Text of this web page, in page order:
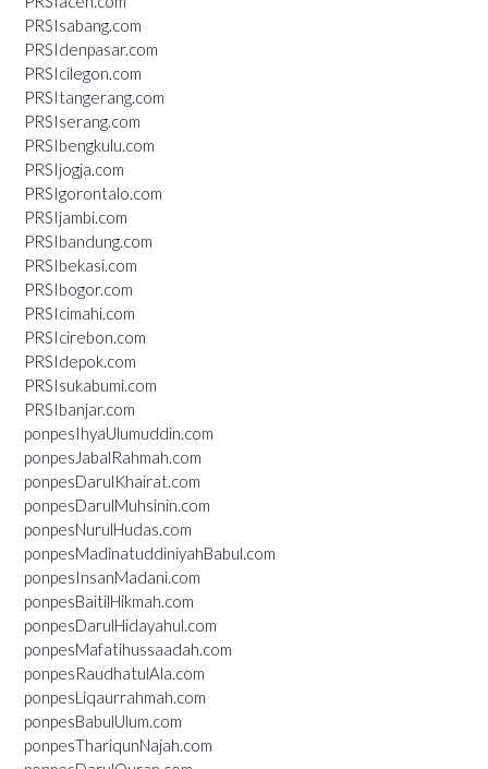
PRSIsabang.com
PRSIdenpasar.com
PRSIcilegon.com
PRSItangerang.com
PRSIserang.com
PRSIbengkulu.com
PRSIjogja.com
PRSIgorontalo.com
PRSIjambi.com
PRSIbandung.com
PRSIbekasi.com
PRSIbogor.com
PRSIcimahi.com
PRSIcirebon.com
PRSIdepok.com
PRSIsukabumi.com
PRSIbanjar.com
ponpesIhyaUlumuddin.com
ponpesJabalRahmah.com
ponpesDarulKhairat.com
ponpesDarulMuhsinin.com
ponpesNurulHudas.com
ponpesMadinatuddiniyahBabul.com
ponpesInsanMadani.com
ponpesBaitilHikmah.com
ponpesDarulHidayahul.com
ponpesMafatihussaadah.com
ponpesRaudhatulAla.com
ponpesLiqaurrahmah.com
ponpesBabulUlum.com
ponpesThariqunNajah.com